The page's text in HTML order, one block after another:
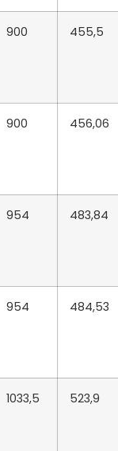
900 455,5
900 456,06
954 483,84
954 484,53
1033,5 523,9